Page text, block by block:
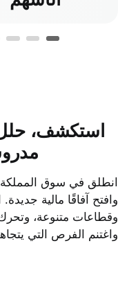
استكشف،
انطلق في سوق المملكة
وافتح آفاقًا مالية
وقطاعات متنوعة،
واغتنم الفرص التي